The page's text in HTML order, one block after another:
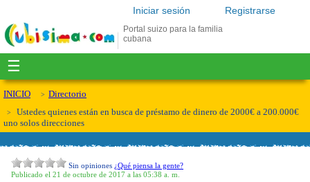
Registrarse
Iniciar sesión
Portal suizo para la familia
cubana
☰
INICIO
Directorio
Ustedes quienes están en busca de préstamo de dinero de 2000€ a 200.000€
uno solos direcciones
Sin opiniones ¿Qué piensa la gente?
Publicado el 21 de octubre de 2017 a las 05:38 a. m.